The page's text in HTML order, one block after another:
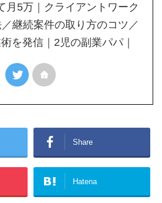
月5万｜クライアントワーク
継続案件の取り方のコツ／
を発信｜2児の副業パパ｜
Share
Hatena